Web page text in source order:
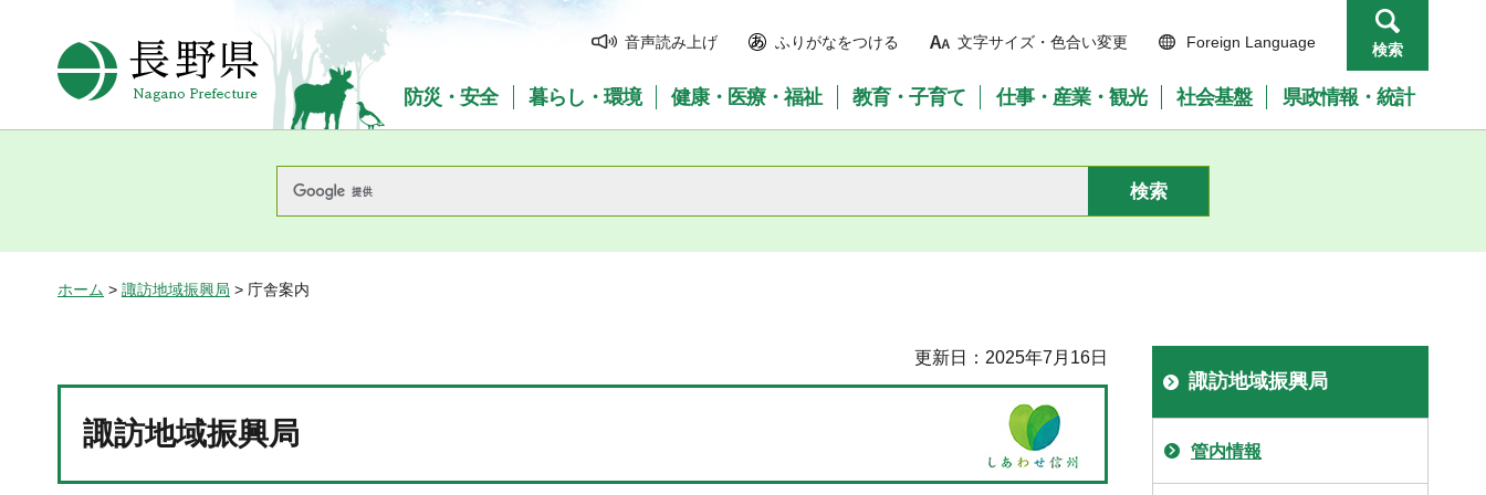
長野県Nagano Prefecture
音声読み上げ ふりがなをつける 文字サイズ・色合い変更 Foreign Language 検索
防災・安全 暮らし・環境 健康・医療・福祉 教育・子育て 仕事・産業・観光 社会基盤 県政情報・統計
ホーム > 諏訪地域振興局 > 庁舎案内
更新日：2025年7月16日
諏訪地域振興局
諏訪地域振興局
管内情報